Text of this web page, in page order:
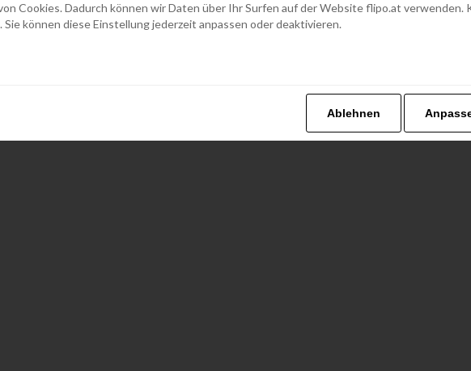
Cookies. Dadurch können wir Daten über Ihr Surfen auf der Website flipo.at verwenden.
können diese Einstellung jederzeit anpassen oder deaktivieren.
Ablehnen